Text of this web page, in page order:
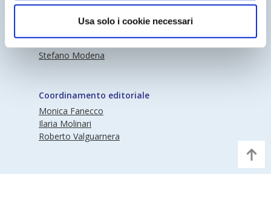
Usa solo i cookie necessari
Nedcommunity
Direttore responsabile
Stefano Modena
Coordinamento editoriale
Monica Fanecco
Ilaria Molinari
Roberto Valguarnera